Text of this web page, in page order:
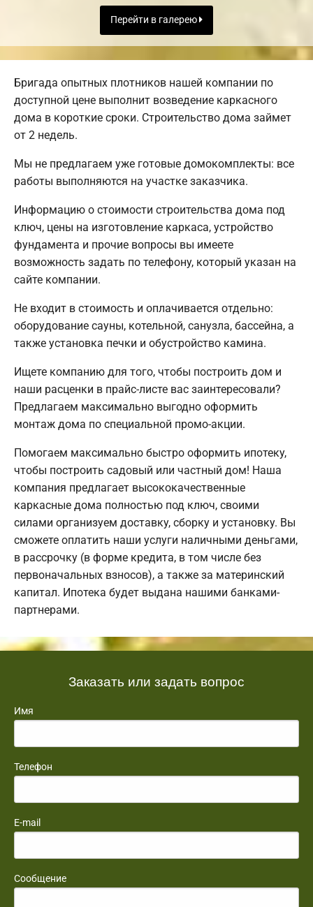
Перейти в галерею
Бригада опытных плотников нашей компании по
доступной цене выполнит возведение каркасного
дома в короткие сроки. Строительство дома займет
от 2 недель.
Мы не предлагаем уже готовые домокомплекты: все
работы выполняются на участке заказчика.
Информацию о стоимости строительства дома под
ключ, цены на изготовление каркаса, устройство
фундамента и прочие вопросы вы имеете
возможность задать по телефону, который указан на
сайте компании.
Не входит в стоимость и оплачивается отдельно:
оборудование сауны, котельной, санузла, бассейна, а
также установка печки и обустройство камина.
Ищете компанию для того, чтобы построить дом и
наши расценки в прайс-листе вас заинтересовали?
Предлагаем максимально выгодно оформить
монтаж дома по специальной промо-акции.
Помогаем максимально быстро оформить ипотеку,
чтобы построить садовый или частный дом! Наша
компания предлагает высококачественные
каркасные дома полностью под ключ, своими
силами организуем доставку, сборку и установку. Вы
сможете оплатить наши услуги наличными деньгами,
в рассрочку (в форме кредита, в том числе без
первоначальных взносов), а также за материнский
капитал. Ипотека будет выдана нашими банками-
партнерами.
Заказать или задать вопрос
Имя
Телефон
E-mail
Сообщение